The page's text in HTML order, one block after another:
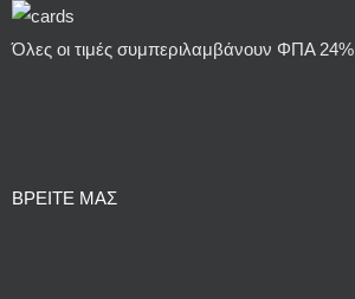
Όλες οι τιμές συμπεριλαμβάνουν ΦΠΑ 24%
ΒΡΕΙΤΕ ΜΑΣ